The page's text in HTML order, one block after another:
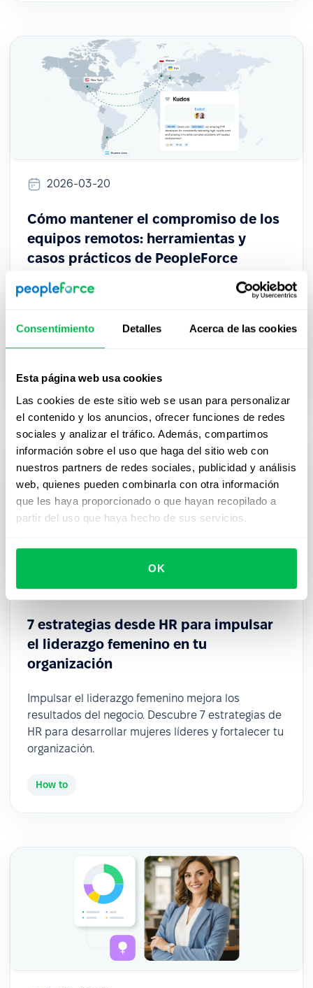
Consentimiento Detalles Acerca de las cookies
Esta página web usa cookies
Las cookies de este sitio web se usan para personalizar
el contenido y los anuncios, ofrecer funciones de redes
sociales y analizar el tráfico. Además, compartimos
información sobre el uso que haga del sitio web con
nuestros partners de redes sociales, publicidad y análisis
web, quienes pueden combinarla con otra información
que les haya proporcionado o que hayan recopilado a
partir del uso que haya hecho de sus servicios.
OK
2026-03-20
Cómo mantener el compromiso de los
equipos remotos: herramientas y
casos prácticos de PeopleForce
Mantén a los equipos remotos comprometidos
visibilidad, fortalece los check-ins y fomenta un
How to
2026-03-05
7 estrategias desde HR para impulsar
el liderazgo femenino en tu
organización
Impulsar el liderazgo femenino mejora los
resultados del negocio. Descubre 7 estrategias de
HR para desarrollar mujeres líderes y fortalecer tu
organización.
How to